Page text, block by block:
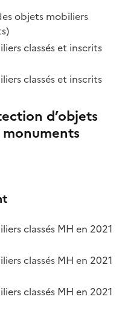
objets mobiliers
classés et inscrits
classés et inscrits
d’objets
classés MH en 2021
classés MH en 2021
classés MH en 2021